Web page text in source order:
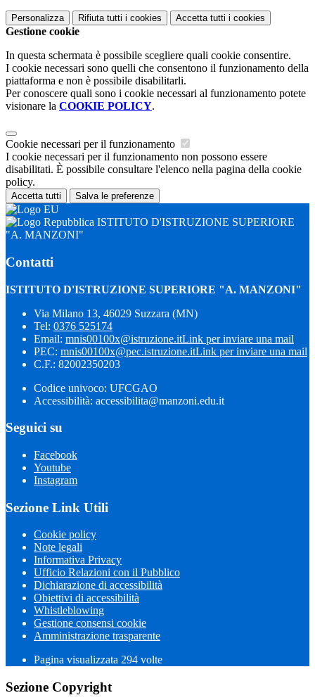
Personalizza Rifiuta tutti i cookies Accetta tutti i cookies
Gestione cookie
In questa schermata è possibile scegliere quali cookie consentire.
I cookie necessari sono quelli che consentono il funzionamento della
piattaforma e non è possibile disabilitarli.
Per conoscere quali sono i cookie necessari al funzionamento potete
visionare la COOKIE POLICY.
Cookie necessari per il funzionamento
I cookie necessari per il funzionamento non possono essere
disabilitati. È possibile consultare l'elenco nella pagina della cookie
policy.
Accetta tutti Salva le preferenze
ISTITUTO D'ISTRUZIONE SUPERIORE
"A. MANZONI"
Contatti
ISTITUTO D'ISTRUZIONE SUPERIORE "A. MANZONI"
Via Milano 13, 46029 Suzzara (MN)
Tel: 0376 525174
Email: mnis00100x@istruzione.itLink per inviare una mail
PEC: mnis00100x@pec.istruzione.itLink per inviare una mail
C.F.: 82002350203
Codice univoco: UFCGAO
Accessibilità: accessibilita@manzoni.edu.it
Seguici su
Facebook
Youtube
Instagram
Sezione Link Utili
Cookie policy
Note legali
Informativa Privacy
Ufficio Relazioni con il Pubblico
Dichiarazione di accessibilità
Obiettivi di accessibilità
Whistleblowing
Gestione consensi cookie
Amministrazione trasparente
Pagina visualizzata 294 volte
Sezione Copyright